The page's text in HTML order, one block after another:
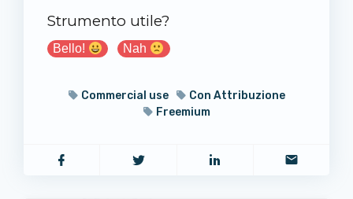
Strumento utile?
Bello! Nah
Commercial use
Con Attribuzione
Freemium